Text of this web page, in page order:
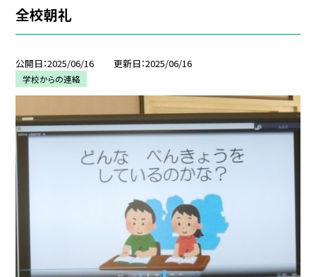
全校朝礼
公開日 2025/06/16 更新日 2025/06/16
学校からの連絡